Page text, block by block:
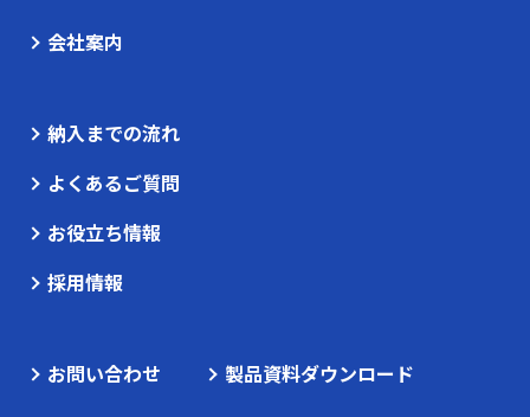
会社案内
納入までの流れ
よくあるご質問
お役立ち情報
採用情報
お問い合わせ 製品資料ダウンロード